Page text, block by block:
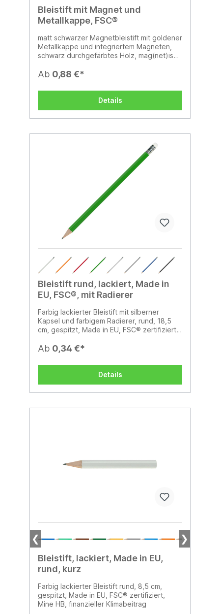
Bleistift mit Magnet und
Metallkappe, FSC®
matt schwarzer Magnetbleistift mit goldener
Metallkappe und integriertem Magneten,
schwarz durchgefärbtes Holz, mag(net)isch
zertifiziert, Mine HB, finanzieller
Ab 0,88 €*
Details
Bleistift rund, lackiert, Made in
EU, FSC®, mit Radierer
Farbig lackierter Bleistift mit silberner
Kapsel und farbigem Radierer, rund, 18,5
cm, gespitzt, Made in EU, FSC® zertifiziert,
Ab 0,34 €*
Details
❮ ❯
Bleistift, lackiert, Made in EU,
rund, kurz
Farbig lackierter Bleistift rund, 8,5 cm,
gespitzt, Made in EU, FSC® zertifiziert,
Mine HB, finanzieller Klimabeitrag